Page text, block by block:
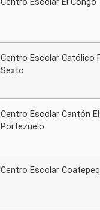
Centro Escolar El Congo
Centro Escolar Católico
Sexto
Centro Escolar Cantón El
Portezuelo
Centro Escolar